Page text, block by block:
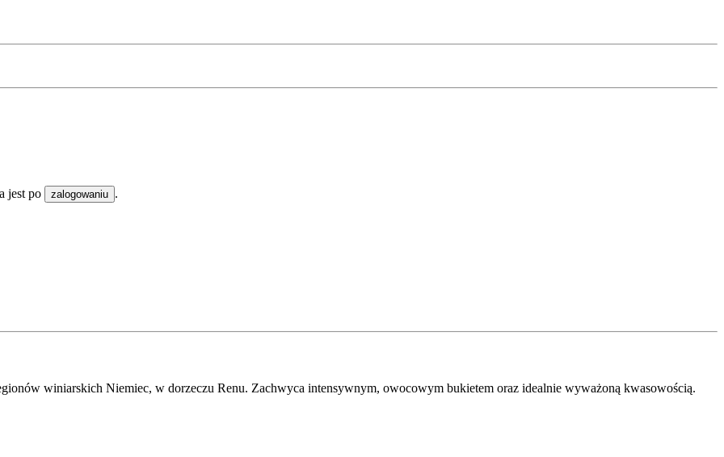
jest po zalogowaniu .
winiarskich Niemiec, w dorzeczu Renu. Zachwyca intensywnym, owocowym bukietem oraz idealnie wyważoną kwasowością.